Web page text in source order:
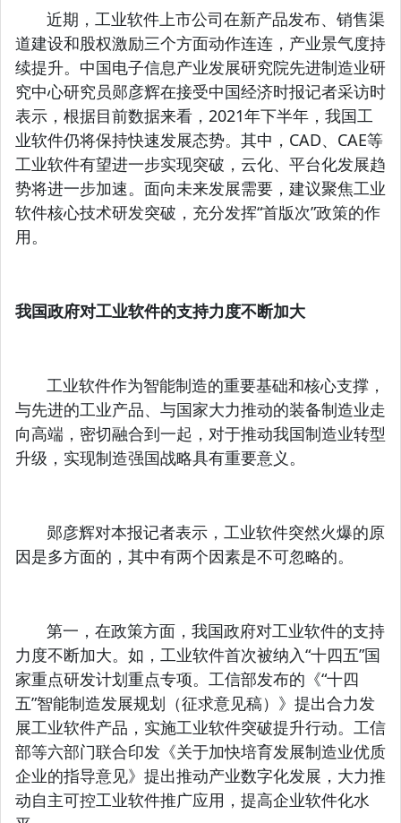
近期，工业软件上市公司在新产品发布、销售渠
道建设和股权激励三个方面动作连连，产业景气度持
续提升。中国电子信息产业发展研究院先进制造业研
究中心研究员郧彦辉在接受中国经济时报记者采访时
表示，根据目前数据来看，2021年下半年，我国工
业软件仍将保持快速发展态势。其中，CAD、CAE等
工业软件有望进一步实现突破，云化、平台化发展趋
势将进一步加速。面向未来发展需要，建议聚焦工业
软件核心技术研发突破，充分发挥“首版次”政策的作
用。
我国政府对工业软件的支持力度不断加大
工业软件作为智能制造的重要基础和核心支撑，
与先进的工业产品、与国家大力推动的装备制造业走
向高端，密切融合到一起，对于推动我国制造业转型
升级，实现制造强国战略具有重要意义。
郧彦辉对本报记者表示，工业软件突然火爆的原
因是多方面的，其中有两个因素是不可忽略的。
第一，在政策方面，我国政府对工业软件的支持
力度不断加大。如，工业软件首次被纳入“十四五”国
家重点研发计划重点专项。工信部发布的《“十四
五”智能制造发展规划（征求意见稿）》提出合力发
展工业软件产品，实施工业软件突破提升行动。工信
部等六部门联合印发《关于加快培育发展制造业优质
企业的指导意见》提出推动产业数字化发展，大力推
动自主可控工业软件推广应用，提高企业软件化水